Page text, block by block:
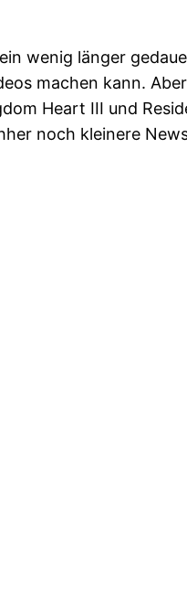
wenig länger
machen kann.
Heart III und
noch kleinere